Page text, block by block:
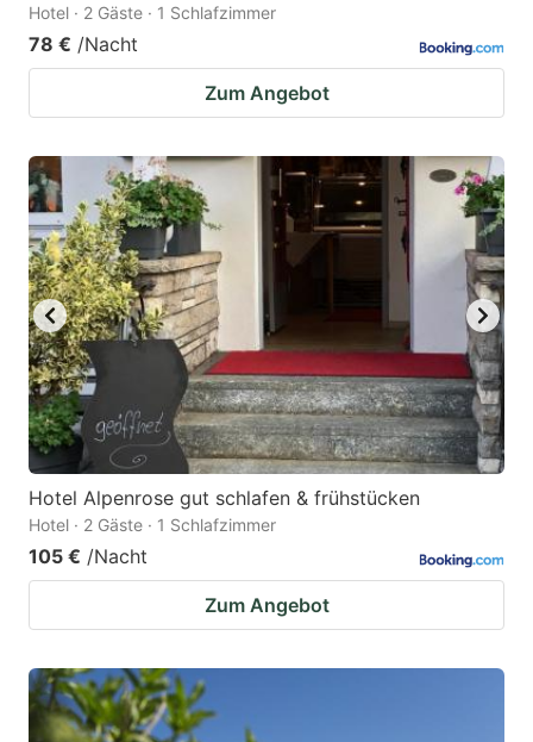
Hotel · 2 Gäste · 1 Schlafzimmer
78 € /Nacht
Zum Angebot
Hotel Alpenrose gut schlafen & frühstücken
Hotel · 2 Gäste · 1 Schlafzimmer
105 € /Nacht
Zum Angebot